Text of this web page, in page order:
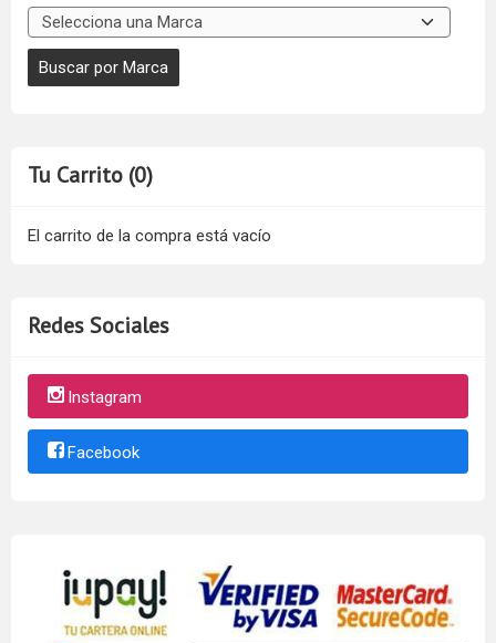
Tu Carrito (0)
El carrito de la compra está vacío
Redes Sociales
Instagram
Facebook